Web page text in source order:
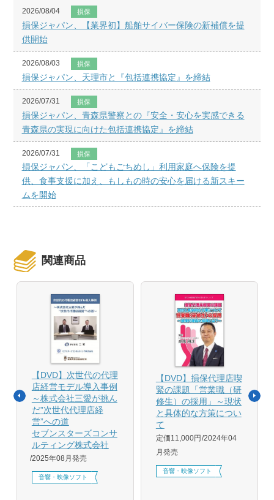
2026/08/04 損保
損保ジャパン、【業界初】船舶サイバー保険の新補償を提
供開始
2026/08/03 損保
損保ジャパン、天理市と『包括連携協定』を締結
2026/07/31 損保
損保ジャパン、青森県警察との『安全・安心を実感できる
青森県の実現に向けた包括連携協定』を締結
2026/07/31 損保
損保ジャパン、「こどもごちめし」利用家庭へ保険を提
供、食事支援に加え、もしもの時の安心を届ける新スキー
ムを開始
関連商品
【DVD】次世代の代理
店経営モデル導入事例
～株式会社三愛が挑ん
だ”次世代代理店経
営”への道
セブンスターズコンサ
ルティング株式会社
2025年08月発売
音響・映像ソフト
【DVD】損保代理店喫
緊の課題「営業職（研
修生）の採用」～現状
と具体的な方策につい
て
定価11,000円 2024年04
月発売
音響・映像ソフト